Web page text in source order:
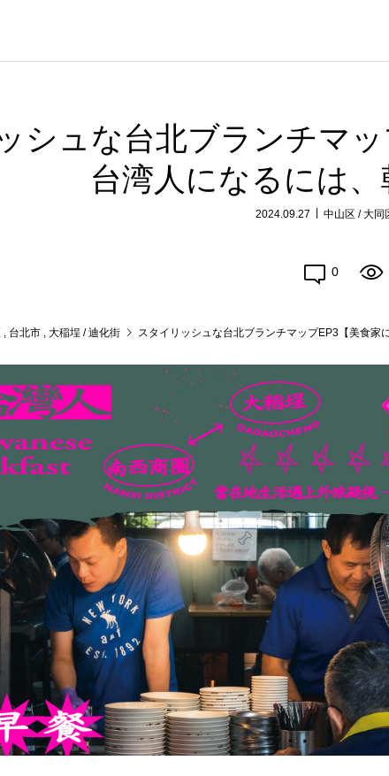
シュな台北ブランチマ
台湾人になるには
2024.09.27 中山区 / 大同
0
, 台北市 , 大稲埕 / 迪化街 スタイリッシュな台北ブランチマップEP3【美食